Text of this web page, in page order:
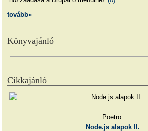
tovább»
Könyvajánló
Cikkajánló
Poetro:
Node.js alapok II.